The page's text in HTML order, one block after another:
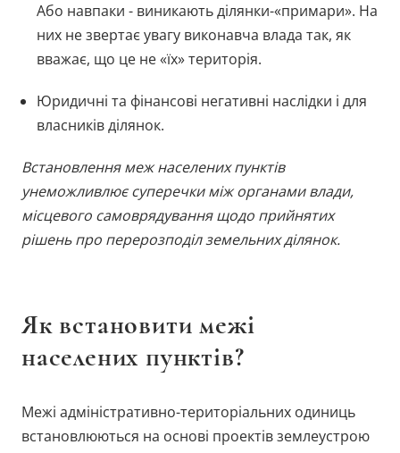
Або навпаки - виникають ділянки-«примари». На
них не звертає увагу виконавча влада так, як
вважає, що це не «їх» територія.
Юридичні та фінансові негативні наслідки і для
власників ділянок.
Встановлення меж населених пунктів
унеможливлює суперечки між органами влади,
місцевого самоврядування щодо прийнятих
рішень про перерозподіл земельних ділянок.
Як встановити межі
населених пунктів?
Межі адміністративно-територіальних одиниць
встановлюються на основі проектів землеустрою